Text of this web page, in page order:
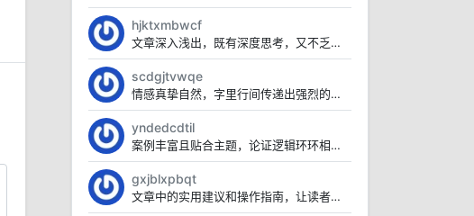
hjktxmbwcf
文章深入浅出，既有深度思考，又不乏广度覆盖，令人叹为观止。
scdgjtvwqe
情感真挚自然，字里行间传递出强烈的感染力。
yndedcdtil
案例丰富且贴合主题，论证逻辑环环相扣。
gxjblxpbqt
文章中的实用建议和操作指南，让读者受益匪浅，值得珍藏。